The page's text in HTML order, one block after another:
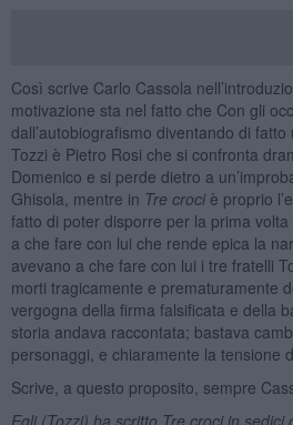
Così scrive Carlo Cassola
motivazione sta nel fatto che Con gli
dall’autobiografismo diventando di
Tozzi è Pietro Rosi che si confronta
Domenico e si perde dietro a
Ghisola, mentre in Tre croci è proprio
fatto di poter disporre per la prima
a che fare con lui che rende epica la
avevano a che fare con lui i tre fratelli
morti tragicamente e prematuramente
vergogna della firma falsificata e della
storia andava raccontata; bastava
personaggi, e chiaramente la tensione
Scrive, a questo proposito, sempre
Egli (Tozzi) ha scritto Tre croci in sedici